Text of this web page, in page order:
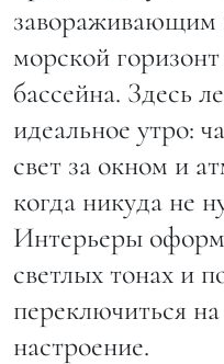
завораживающим
морской
бассейна. Здесь
идеальное утро:
свет за окном и
когда никуда не
Интерьеры
светлых тонах и
переключиться
настроение.